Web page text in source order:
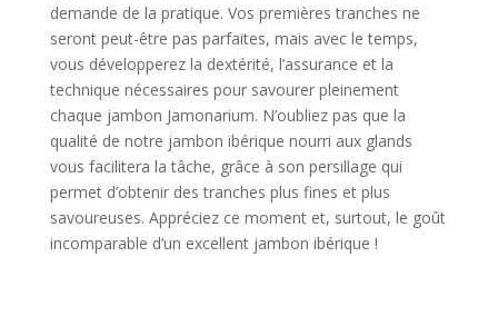
demande de la pratique. Vos premières tranches ne
seront peut-être pas parfaites, mais avec le temps,
vous développerez la dextérité, l’assurance et la
technique nécessaires pour savourer pleinement
chaque jambon Jamonarium. N’oubliez pas que la
qualité de notre jambon ibérique nourri aux glands
vous facilitera la tâche, grâce à son persillage qui
permet d’obtenir des tranches plus fines et plus
savoureuses. Appréciez ce moment et, surtout, le goût
incomparable d’un excellent jambon ibérique !